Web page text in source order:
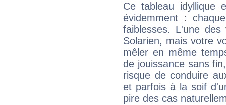
Ce tableau idyllique
évidemment :
faiblesses. L'une
Solarien, mais votre
mêler en même
de jouissance sans
risque de conduire
et parfois à la soif
pire des cas